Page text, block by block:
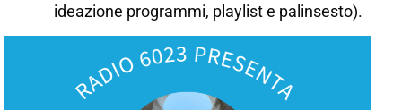
ideazione programmi, playlist e palinsesto).